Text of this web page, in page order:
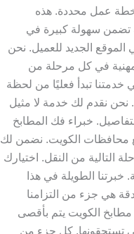
عمل محددة. هذه
تضمن سهولة كبيرة في
الموقع الجديد للعميل. نحن
في كل مرحلة من
تبدأ فعليًا من لحظة
نقدم لك خدمة لا مثيل
خبراء فك المطابخ
محافظات الكويت. نضمن لك
التالية من النقل. اختيارك
خبرتنا الطويلة في هذا
هي جزء من التزامنا
الكويت يتم بأقصى
تستحقونها. كل جزء من